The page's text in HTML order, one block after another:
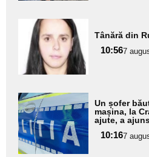
Adaugă
aici textul
pentru
subtitlu
Tânără din
10:567
Adaugă
aici textul
pentru
subtitlu
Un șofer
mașina, la
ajute, a
10:167